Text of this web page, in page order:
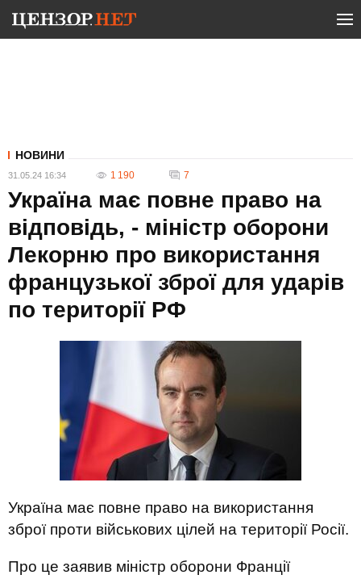
НОВИНИ
31.05.24 16:34 1 190 7
Україна має повне право на
відповідь, - міністр оборони
Лекорню про використання
французької зброї для ударів
по території РФ
Україна має повне право на використання
зброї проти військових цілей на території Росії.
Про це заявив міністр оборони Франції